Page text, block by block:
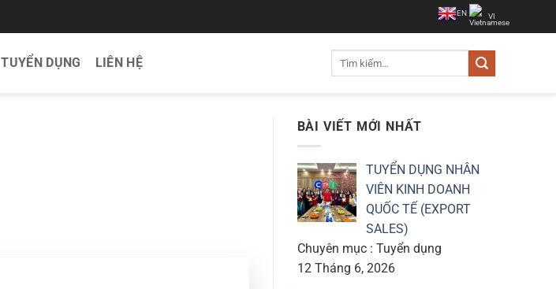
EN VI
TUYỂN DỤNG LIÊN HỆ
BÀI VIẾT MỚI NHẤT
TUYỂN DỤNG NHÂN
VIÊN KINH DOANH
QUỐC TẾ (EXPORT
SALES)
Chuyên mục : Tuyển dụng
12 Tháng 6, 2026